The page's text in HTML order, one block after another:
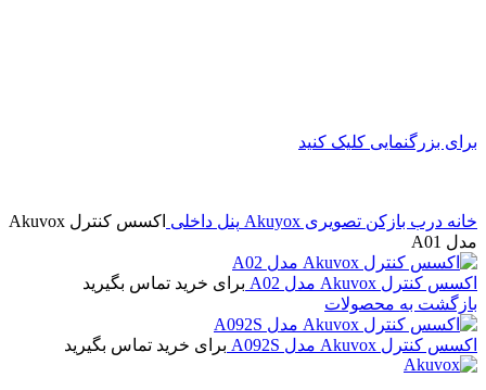
برای بزرگنمایی کلیک کنید
خانه درب بازکن تصویری Akuyox پنل داخلی
اکسس کنترل Akuvox
مدل A01
اکسس کنترل Akuvox مدل A02
برای خرید تماس بگیرید
بازگشت به محصولات
اکسس کنترل Akuvox مدل A092S برای خرید تماس بگیرید